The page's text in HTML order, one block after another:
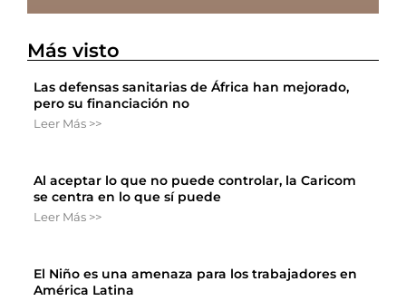
Más visto
Las defensas sanitarias de África han mejorado,
pero su financiación no
Leer Más >>
Al aceptar lo que no puede controlar, la Caricom
se centra en lo que sí puede
Leer Más >>
El Niño es una amenaza para los trabajadores en
América Latina